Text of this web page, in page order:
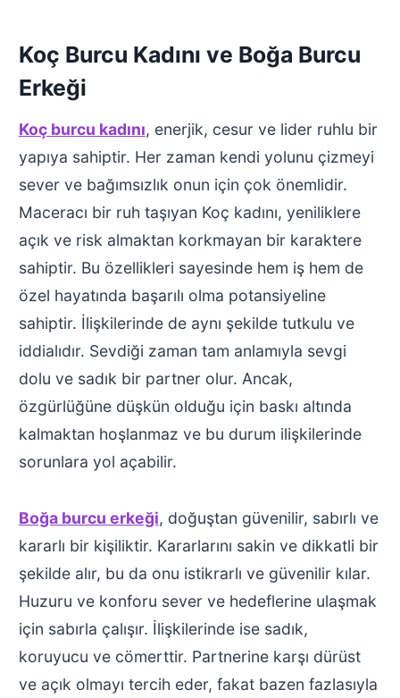
Koç Burcu Kadını ve Boğa Burcu
Erkeği
Koç burcu kadını, enerjik, cesur ve lider ruhlu bir
yapıya sahiptir. Her zaman kendi yolunu çizmeyi
sever ve bağımsızlık onun için çok önemlidir.
Maceracı bir ruh taşıyan Koç kadını, yeniliklere
açık ve risk almaktan korkmayan bir karaktere
sahiptir. Bu özellikleri sayesinde hem iş hem de
özel hayatında başarılı olma potansiyeline
sahiptir. İlişkilerinde de aynı şekilde tutkulu ve
iddialıdır. Sevdiği zaman tam anlamıyla sevgi
dolu ve sadık bir partner olur. Ancak,
özgürlüğüne düşkün olduğu için baskı altında
kalmaktan hoşlanmaz ve bu durum ilişkilerinde
sorunlara yol açabilir.
Boğa burcu erkeği, doğuştan güvenilir, sabırlı ve
kararlı bir kişiliktir. Kararlarını sakin ve dikkatli bir
şekilde alır, bu da onu istikrarlı ve güvenilir kılar.
Huzuru ve konforu sever ve hedeflerine ulaşmak
için sabırla çalışır. İlişkilerinde ise sadık,
koruyucu ve cömerttir. Partnerine karşı dürüst
ve açık olmayı tercih eder, fakat bazen fazlasıyla